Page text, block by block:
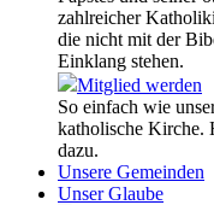
zahlreicher
die nicht mit der
Einklang stehen.
Mitglied werden
So einfach wie
katholische Kirche.
dazu.
Unsere Gemeinden
Unser Glaube